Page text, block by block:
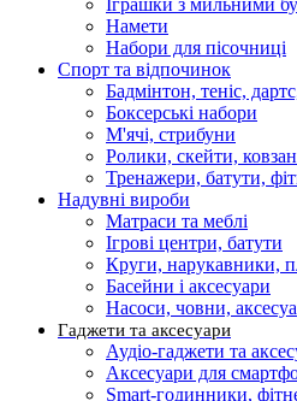
Іграшки з мильними
Намети
Набори для пісочниці
Спорт та відпочинок
Бадмінтон, теніс,
Боксерські набори
М'ячі, стрибуни
Ролики, скейти,
Тренажери, батути,
Надувні вироби
Матраси та меблі
Ігрові центри, батути
Круги, нарукавники,
Басейни і аксесуари
Насоси, човни,
Гаджети та аксесуари
Аудіо-гаджети та
Аксесуари для
Smart-годинники,